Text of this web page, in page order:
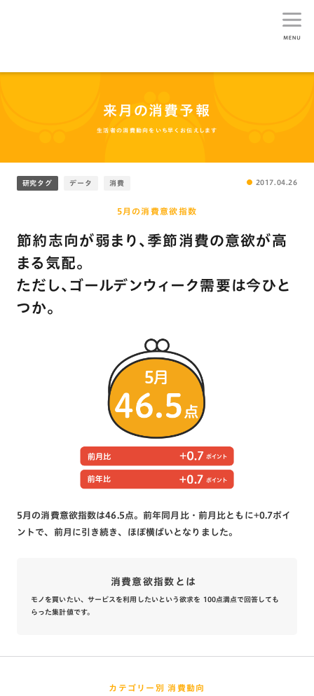
来月の消費予報
生活者の消費動向をいち早くお伝えします
研究タグ データ 消費 2017.04.26
5月の消費意欲指数
節約志向が弱まり、季節消費の意欲が高
まる気配。
ただし、ゴールデンウィーク需要は今ひと
つか。
5月の消費意欲指数は46.5点。前年同月比・前月比ともに+0.7ポイ
ントで、前月に引き続き、ほぼ横ばいとなりました。
消費意欲指数とは
モノを買いたい、サービスを利用したいという欲求を 100点満点で回答しても
らった集計値です。
カテゴリー別 消費動向